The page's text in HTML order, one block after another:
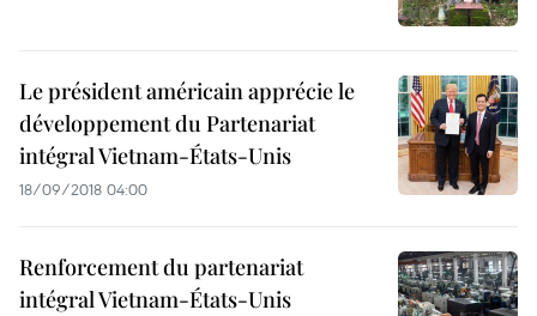
Le président américain apprécie le
développement du Partenariat
intégral Vietnam-États-Unis
18/09/2018 04:00
Renforcement du partenariat
intégral Vietnam-États-Unis